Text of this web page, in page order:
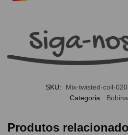
SKU:
Mix-twisted-coil-
Categoria:
Produtos